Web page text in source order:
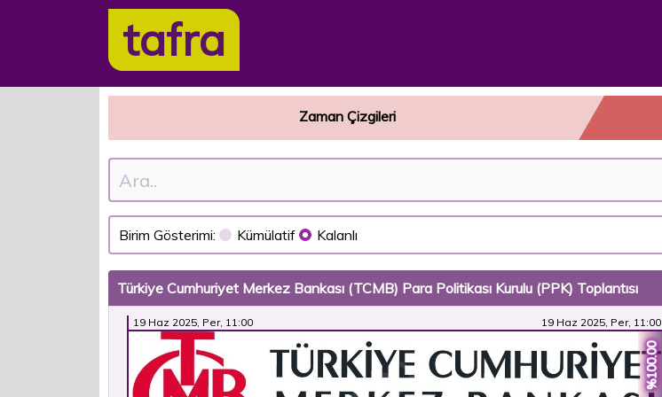
tafra
Zaman Çizgileri
Birim Gösterimi: Kümülatif Kalanlı
Türkiye Cumhuriyet Merkez Bankası (TCMB) Para Politikası Kurulu (PPK) Toplantısı
19 Haz 2025, Per, 11:00 19 Haz 2025, Per, 11:00
%100.00